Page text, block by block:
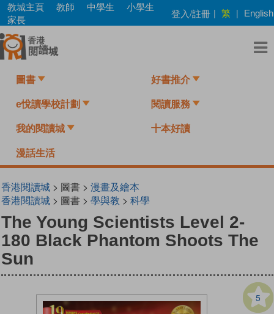
Skip
main
content
教城主頁 教師 中學生
小學生
家長
登入/註冊 | 繁 | English
圖書 好書推介
e悅讀學校計劃 閱讀服務
我的閱讀城 十本好讀
漫話生活
香港閱讀城> 圖書 > 漫畫及繪本
香港閱讀城> 圖書 > 學與教 > 科學
The Young Scientists Level 2-
180 Black Phantom Shoots The
Sun
5